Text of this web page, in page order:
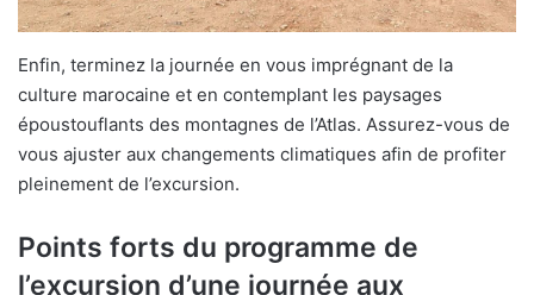
Enfin, terminez la journée en vous imprégnant de la
culture marocaine et en contemplant les paysages
époustouflants des montagnes de l’Atlas. Assurez-vous de
vous ajuster aux changements climatiques afin de profiter
pleinement de l’excursion.
Points forts du programme de
l’excursion d’une journée aux